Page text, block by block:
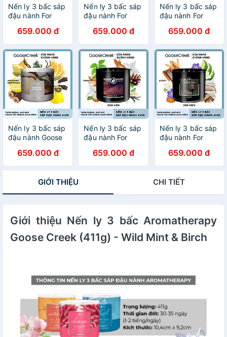
Nến ly 3 bấc sáp
đậu nành For
Creek (411g) -
Barbershop
659.000 đ
Nến ly 3 bấc sáp
đậu nành For
Creek (411g) -
Oud
659.000 đ
Nến ly 3 bấc sáp
đậu nành For
Creek (411g) -
Suit & Tie
659.000 đ
Nến ly 3 bấc sáp
đậu nành Goose
Mahogany
Driftwood
659.000 đ
Nến ly 3 bấc sáp
đậu nành For
Creek (411g) -
Tobacco
659.000 đ
Nến ly 3 bấc sáp
đậu nành For
Creek (411g) -
Guilty
659.000 đ
GIỚI THIỆU CHI TIẾT
Giới thiệu Nến ly 3 bấc Aromatherapy
Goose Creek (411g) - Wild Mint & Birch